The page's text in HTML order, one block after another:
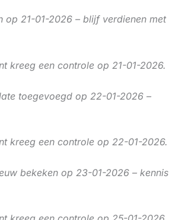
op 21-01-2026 – blijf verdienen met
kreeg een controle op 21-01-2026.
toegevoegd op 22-01-2026 –
kreeg een controle op 22-01-2026.
bekeken op 23-01-2026 – kennis